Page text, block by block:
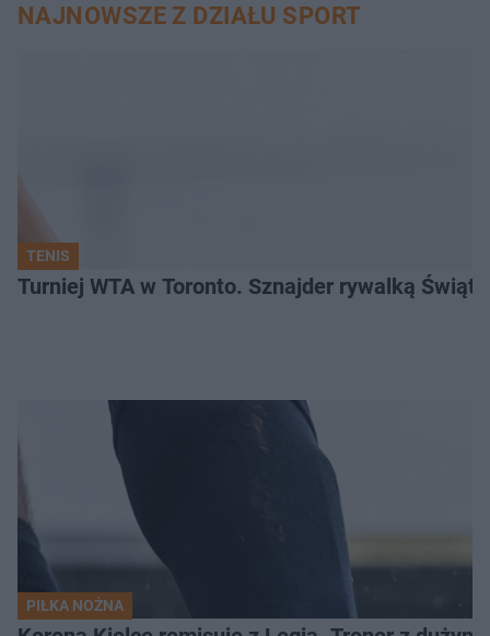
NAJNOWSZE Z DZIAŁU SPORT
TENIS
Turniej WTA w Toronto. Sznajder rywalką
PIŁKA NOŻNA